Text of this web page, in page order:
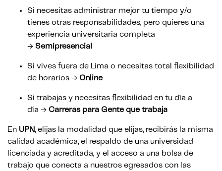
Si necesitas administrar mejor tu tiempo y/o
tienes otras responsabilidades, pero quieres una
experiencia universitaria completa
→ Semipresencial
Si vives fuera de Lima o necesitas total flexibilidad
de horarios → Online
Si trabajas y necesitas flexibilidad en tu día a
día → Carreras para Gente que trabaja
En UPN, elijas la modalidad que elijas, recibirás la misma
calidad académica, el respaldo de una universidad
licenciada y acreditada, y el acceso a una bolsa de
trabajo que conecta a nuestros egresados con las